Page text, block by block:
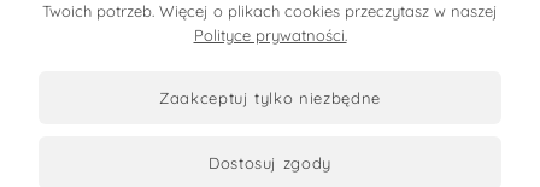
Twoich potrzeb. Więcej o plikach cookies przeczytasz w naszej
Polityce prywatności.
zaakceptuj tylko niezbędne
dostosuj zgody